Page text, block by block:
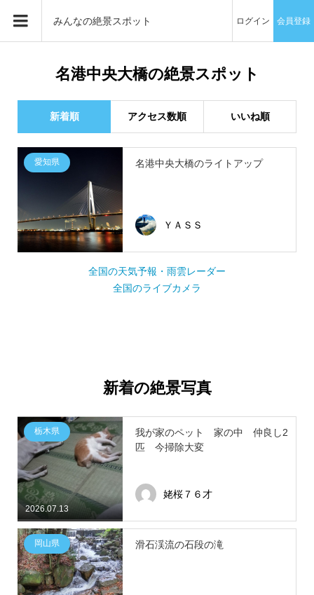
みんなの絶景スポット ログイン 会員登録
名港中央大橋の絶景スポット
新着順 アクセス数順 いいね順
愛知県 名港中央大橋のライトアップ
ＹＡＳＳ
全国の天気予報・雨雲レーダー
全国のライブカメラ
新着の絶景写真
2026.07.13
栃木県
我が家のペット 家の中 仲良し2
匹 今掃除大変
姥桜７６才
岡山県 滑石渓流の石段の滝